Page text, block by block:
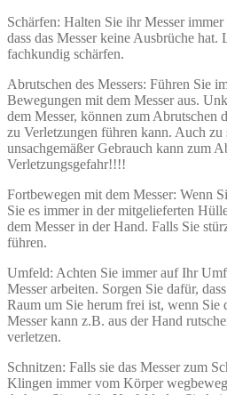
Schärfen: Halten Sie ihr Messer
dass das Messer keine Ausbrüche hat.
fachkundig schärfen.
Abrutschen des Messers: Führen Sie
Bewegungen mit dem Messer aus.
dem Messer, können zum Abrutschen
zu Verletzungen führen kann. Auch
unsachgemäßer Gebrauch kann zum
Verletzungsgefahr!!!!
Fortbewegen mit dem Messer: Wenn
Sie es immer in der mitgelieferten
dem Messer in der Hand. Falls Sie
führen.
Umfeld: Achten Sie immer auf Ihr
Messer arbeiten. Sorgen Sie dafür,
Raum um Sie herum frei ist, wenn Sie
Messer kann z.B. aus der Hand
verletzen.
Schnitzen: Falls sie das Messer zum
Klingen immer vom Körper